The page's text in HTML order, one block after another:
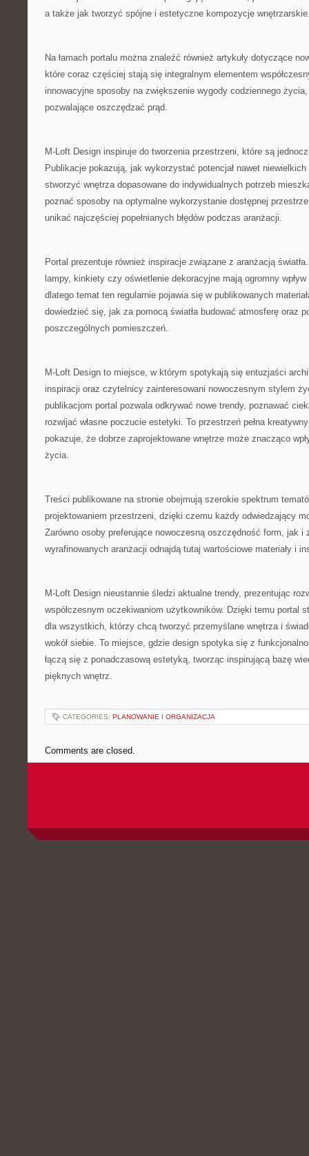
a także jak tworzyć spójne i estetyczne kompozycje
Na łamach portalu można znaleźć również artykuły dotyczące
które coraz częściej stają się integralnym elementem
innowacyjne sposoby na zwiększenie wygody codziennego
pozwalające oszczędzać prąd.
M-Loft Design inspiruje do tworzenia przestrzeni, które są
Publikacje pokazują, jak wykorzystać potencjał nawet
stworzyć wnętrza dopasowane do indywidualnych potrzeb
poznać sposoby na optymalne wykorzystanie dostępnej
unikać najczęściej popełnianych błędów podczas aranżacji.
Portal prezentuje również inspiracje związane z aranżacją
lampy, kinkiety czy oświetlenie dekoracyjne mają ogromny wpływ
dlatego temat ten regularnie pojawia się w publikowanych
dowiedzieć się, jak za pomocą światła budować atmosferę oraz
poszczególnych pomieszczeń.
M-Loft Design to miejsce, w którym spotykają się entuzjaści
inspiracji oraz czytelnicy zainteresowani nowoczesnym stylem
publikacjom portal pozwala odkrywać nowe trendy, poznawać
rozwijać własne poczucie estetyki. To przestrzeń pełna
pokazuje, że dobrze zaprojektowane wnętrze może znacząco
życia.
Treści publikowane na stronie obejmują szerokie spektrum
projektowaniem przestrzeni, dzięki czemu każdy odwiedzający
Zarówno osoby preferujące nowoczesną oszczędność form, jak i
wyrafinowanych aranżacji odnajdą tutaj wartościowe materiały i
M-Loft Design nieustannie śledzi aktualne trendy, prezentując
współczesnym oczekiwaniom użytkowników. Dzięki temu portal
dla wszystkich, którzy chcą tworzyć przemyślane wnętrza i
wokół siebie. To miejsce, gdzie design spotyka się z
łączą się z ponadczasową estetyką, tworząc inspirującą bazę
pięknych wnętrz.
CATEGORIES: PLANOWANIE I ORGANIZACJA
Comments are closed.